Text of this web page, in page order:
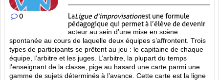
0 LaLigue d’improvisationest une formule
pédagogique qui permet à l’élève de devenir
acteur au sein d’une mise en scène
spontanée au cours de laquelle deux équipes s’affrontent. Trois
types de participants se prêtent au jeu : le capitaine de chaque
équipe, l’arbitre et les juges. L’arbitre, la plupart du temps
l’enseignant de la classe, pige au hasard une carte parmi une
gamme de sujets déterminés à l’avance. Cette carte est la ligne